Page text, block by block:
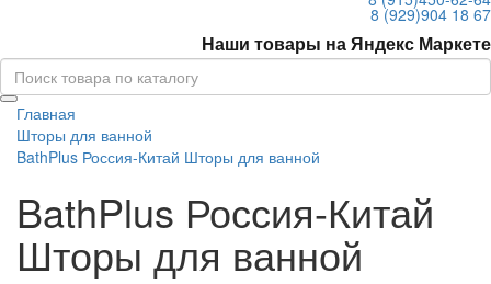
8 (929)904 18 67
Наши товары на Яндекс Маркете
Главная
Шторы для ванной
BathPlus Россия-Китай Шторы для ванной
BathPlus Россия-Китай
Шторы для ванной